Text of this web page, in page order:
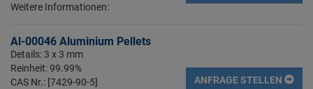
Weitere Informationen:
Al-00046 Aluminium Pellets
Details: 3 x 3 mm
Reinheit: 99.99%
CAS Nr.: [7429-90-5]
ANFRAGE STELLEN